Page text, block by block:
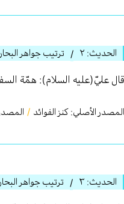
الحديث: ٢ / ترتيب جواهر
قال عليّ(عليه السلام): همّة
المصدر الأصلي: كنز الفوائد /
الحديث: ٣ / ترتيب جواهر